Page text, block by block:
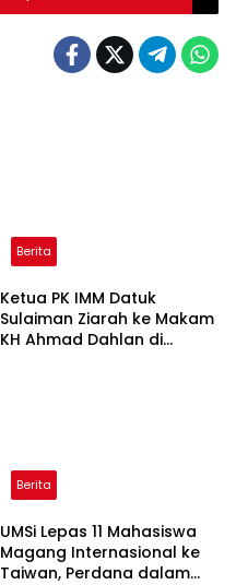
Berita
Ketua PK IMM Datuk
Sulaiman Ziarah ke Makam
KH Ahmad Dahlan di
Berita
UMSi Lepas 11 Mahasiswa
Magang Internasional ke
Taiwan, Perdana dalam